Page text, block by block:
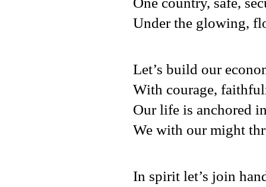
Under the glowing,
Let’s build our
With courage,
Our life is anchored
We with our might
In spirit let’s join